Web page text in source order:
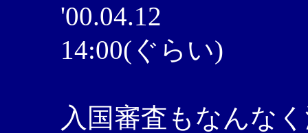
'00.04.12
14:00(ぐらい)
入国審査もなんな